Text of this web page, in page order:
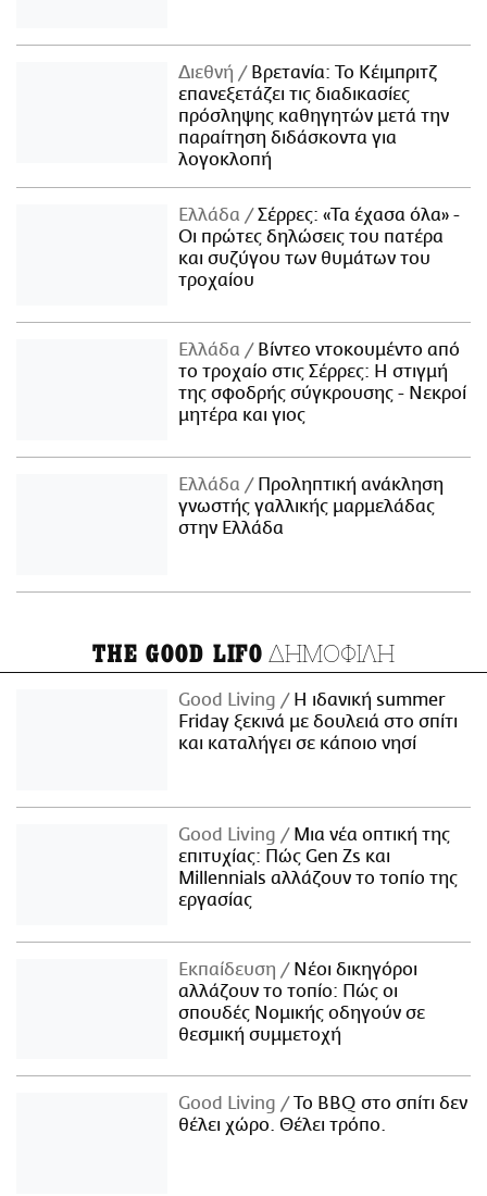
Διεθνή
Βρετανία: Το Κέιμπριτζ
επανεξετάζει τις διαδικασίες
πρόσληψης καθηγητών μετά την
παραίτηση διδάσκοντα για
λογοκλοπή
Ελλάδα
Σέρρες: «Τα έχασα όλα» -
Οι πρώτες δηλώσεις του πατέρα
και συζύγου των θυμάτων του
τροχαίου
Ελλάδα
Βίντεο ντοκουμέντο από
το τροχαίο στις Σέρρες: Η στιγμή
της σφοδρής σύγκρουσης - Νεκροί
μητέρα και γιος
Ελλάδα
Προληπτική ανάκληση
γνωστής γαλλικής μαρμελάδας
στην Ελλάδα
THE GOOD LIFO ΔΗΜΟΦΙΛΗ
Good Living
Η ιδανική summer
Friday ξεκινά με δουλειά στο σπίτι
και καταλήγει σε κάποιο νησί
Good Living
Μια νέα οπτική της
επιτυχίας: Πώς Gen Zs και
Millennials αλλάζουν το τοπίο της
εργασίας
Εκπαίδευση
Νέοι δικηγόροι
αλλάζουν το τοπίο: Πώς οι
σπουδές Νομικής οδηγούν σε
θεσμική συμμετοχή
Good Living
Το BBQ στο σπίτι δεν
θέλει χώρο. Θέλει τρόπο.